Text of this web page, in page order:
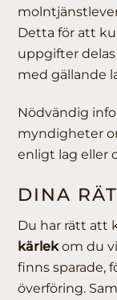
Detta för att
uppgifter
med gällande
Nödvändig
myndigheter
enligt lag eller
DINA
Du har rätt att
kärlekom du
finns sparade,
överföring.